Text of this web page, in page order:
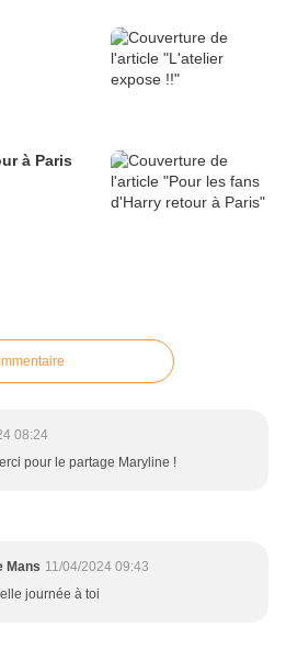
à Paris
08:24
pour le partage Maryline !
Mans 11/04/2024 09:43
journée à toi